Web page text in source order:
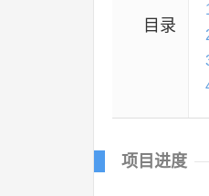
目录
项目进度